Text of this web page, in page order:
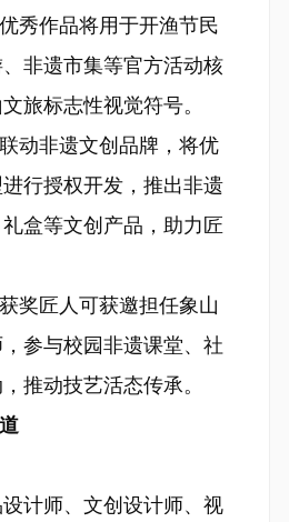
秀作品将用于开渔节民
非遗市集等官方活动核
旅标志性视觉符号。
动非遗文创品牌，将优
行授权开发，推出非遗
盒等文创产品，助力匠
奖匠人可获邀担任象山
参与校园非遗课堂、社
推动技艺活态传承。
计师、文创设计师、视